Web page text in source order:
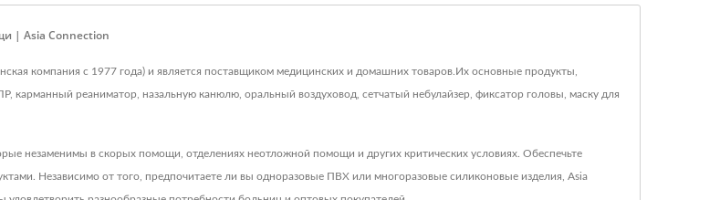
| Asia Connection
компания с 1977 года) и является поставщиком медицинских и домашних товаров.Их основные продукты,
карманный реаниматор, назальную канюлю, оральный воздуховод, сетчатый небулайзер, фиксатор головы, маску для
незаменимы в скорых помощи, отделениях неотложной помощи и других критических условиях. Обеспечьте
Независимо от того, предпочитаете ли вы одноразовые ПВХ или многоразовые силиконовые изделия, Asia